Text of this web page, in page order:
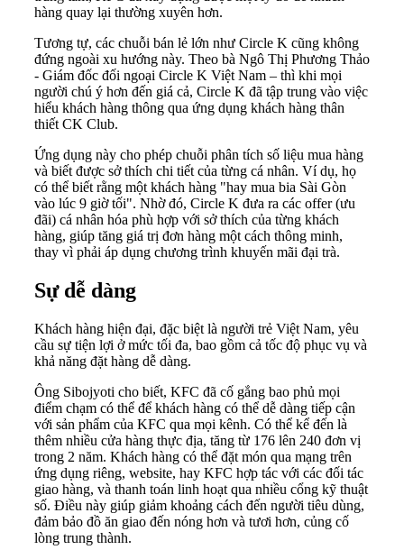
hàng quay lại thường xuyên hơn.
Tương tự, các chuỗi bán lẻ lớn như Circle K cũng không
đứng ngoài xu hướng này. Theo bà Ngô Thị Phương Thảo
- Giám đốc đối ngoại Circle K Việt Nam – thì khi mọi
người chú ý hơn đến giá cả, Circle K đã tập trung vào việc
hiểu khách hàng thông qua ứng dụng khách hàng thân
thiết CK Club.
Ứng dụng này cho phép chuỗi phân tích số liệu mua hàng
và biết được sở thích chi tiết của từng cá nhân. Ví dụ, họ
có thể biết rằng một khách hàng "hay mua bia Sài Gòn
vào lúc 9 giờ tối". Nhờ đó, Circle K đưa ra các offer (ưu
đãi) cá nhân hóa phù hợp với sở thích của từng khách
hàng, giúp tăng giá trị đơn hàng một cách thông minh,
thay vì phải áp dụng chương trình khuyến mãi đại trà.
Sự dễ dàng
Khách hàng hiện đại, đặc biệt là người trẻ Việt Nam, yêu
cầu sự tiện lợi ở mức tối đa, bao gồm cả tốc độ phục vụ và
khả năng đặt hàng dễ dàng.
Ông Sibojyoti cho biết, KFC đã cố gắng bao phủ mọi
điểm chạm có thể để khách hàng có thể dễ dàng tiếp cận
với sản phẩm của KFC qua mọi kênh. Có thể kể đến là
thêm nhiều cửa hàng thực địa, tăng từ 176 lên 240 đơn vị
trong 2 năm. Khách hàng có thể đặt món qua mạng trên
ứng dụng riêng, website, hay KFC hợp tác với các đối tác
giao hàng, và thanh toán linh hoạt qua nhiều cổng kỹ thuật
số. Điều này giúp giảm khoảng cách đến người tiêu dùng,
đảm bảo đồ ăn giao đến nóng hơn và tươi hơn, củng cố
lòng trung thành.